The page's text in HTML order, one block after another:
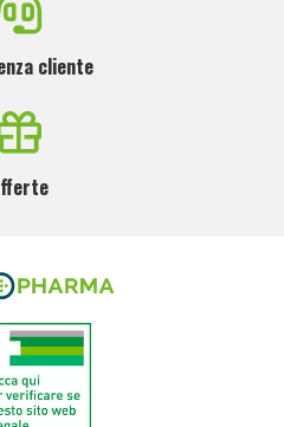
cliente